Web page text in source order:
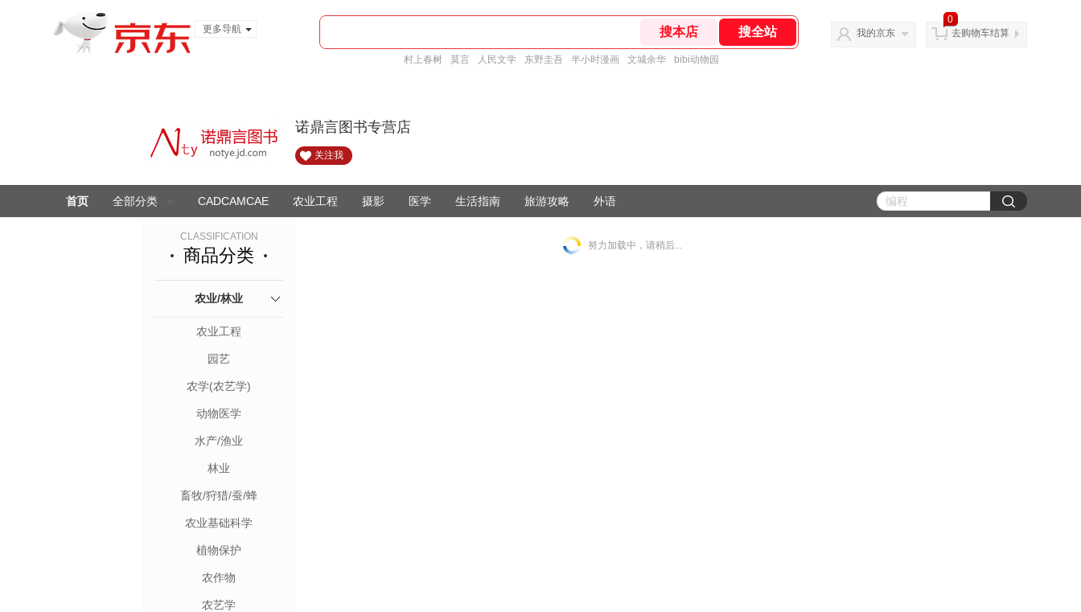
更多导航
村上春树 莫言 人民文学 东野圭吾 半小时漫画 文城余华 bibi动物园
我的京东
0
去购物车结算
诺鼎言图书专营店
关注我
首页 全部分类 CADCAMCAE 农业工程 摄影 医学 生活指南 旅游攻略 外语
CLASSIFICATION
商品分类
农业/林业
农业工程
园艺
农学(农艺学)
动物医学
水产/渔业
林业
畜牧/狩猎/蚕/蜂
农业基础科学
植物保护
农作物
农艺学
努力加载中，请稍后...